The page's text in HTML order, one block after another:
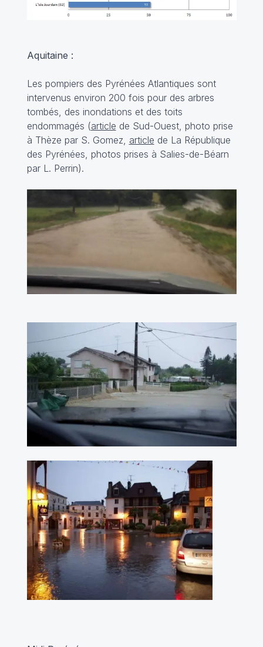
Aquitaine :
Les pompiers des Pyrénées Atlantiques sont
intervenus environ 200 fois pour des arbres
tombés, des inondations et des toits
endommagés (article de Sud-Ouest, photo prise
à Thèze par S. Gomez, article de La République
des Pyrénées, photos prises à Salies-de-Béarn
par L. Perrin).